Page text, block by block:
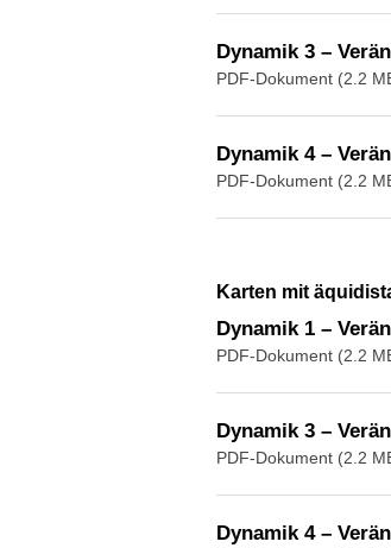
Dynamik 3 –
PDF-Dokument (2.2
Dynamik 4 –
PDF-Dokument (2.2
Karten mit
Dynamik 1 –
PDF-Dokument (2.2
Dynamik 3 –
PDF-Dokument (2.2
Dynamik 4 –